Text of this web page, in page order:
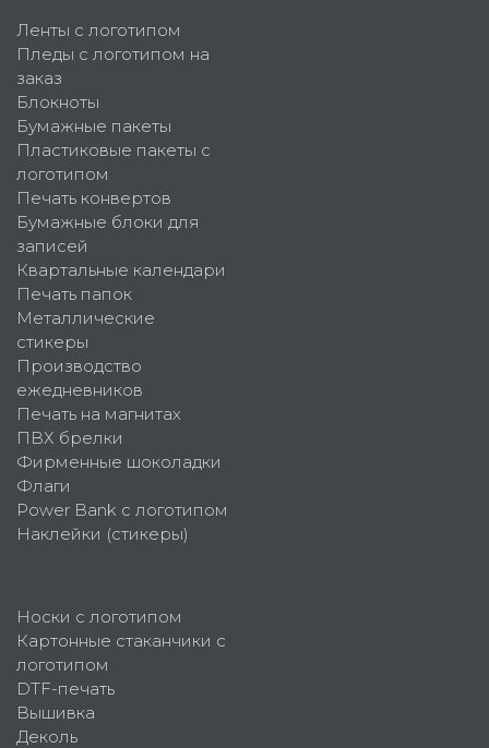
Ленты с логотипом
Пледы с логотипом на
заказ
Блокноты
Бумажные пакеты
Пластиковые пакеты с
логотипом
Печать конвертов
Бумажные блоки для
записей
Квартальные календари
Печать папок
Металлические
стикеры
Производство
ежедневников
Печать на магнитах
ПВХ брелки
Фирменные шоколадки
Флаги
Power Bank с логотипом
Наклейки (стикеры)
Носки с логотипом
Картонные стаканчики с
логотипом
DTF-печать
Вышивка
Деколь